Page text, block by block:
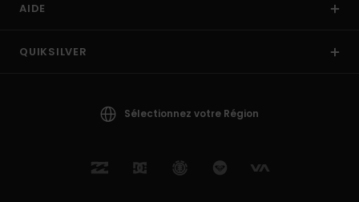
AIDE
QUIKSILVER
Sélectionnez votre Région